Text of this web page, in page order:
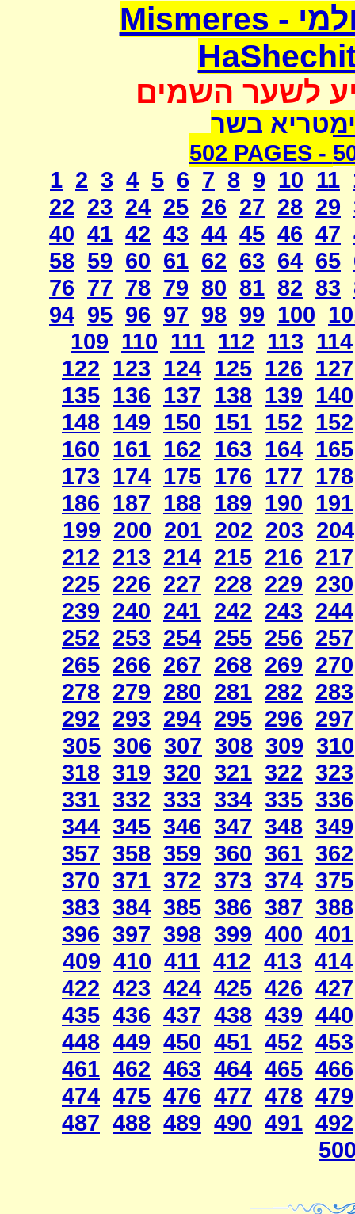
משמרת השחיטה העולמי - Mismeres
לשער השמים
בשר
502 PAGES -
1 2 3 4 5 6 7 8 9 10 11
22 23 24 25 26 27 28 29
40 41 42 43 44 45 46 47
58 59 60 61 62 63 64 65
76 77 78 79 80 81 82 83
94 95 96 97 98 99 100
109 110 111 112 113 114
122 123 124 125 126 127
135 136 137 138 139 140
148 149 150 151 152 152
160 161 162 163 164 165
173 174 175 176 177 178
186 187 188 189 190 191
199 200 201 202 203 204
212 213 214 215 216 217
225 226 227 228 229 230
239 240 241 242 243 244
252 253 254 255 256 257
265 266 267 268 269 270
278 279 280 281 282 283
292 293 294 295 296 297
305 306 307 308 309 310
318 319 320 321 322 323
331 332 333 334 335 336
344 345 346 347 348 349
357 358 359 360 361 362
370 371 372 373 374 375
383 384 385 386 387 388
396 397 398 399 400 401
409 410 411 412 413 414
422 423 424 425 426 427
435 436 437 438 439 440
448 449 450 451 452 453
461 462 463 464 465 466
474 475 476 477 478 479
487 488 489 490 491 492